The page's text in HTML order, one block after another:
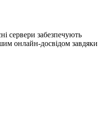
сервери забезпечують
онлайн-досвідом завдяки